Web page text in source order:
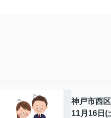
神戸市西
11月16日(